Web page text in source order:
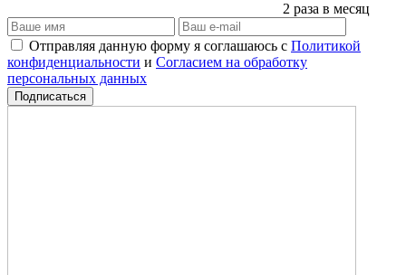
2 раза в месяц
Отправляя данную форму я соглашаюсь с Политикой
конфиденциальности и Согласием на обработку
персональных данных
Подписаться